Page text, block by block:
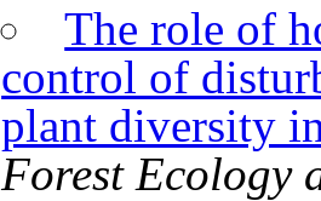
The role of
control of
plant diversity
Forest Ecology